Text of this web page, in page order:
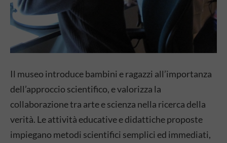
Il museo introduce bambini e ragazzi all’importanza
dell’approccio scientifico, e valorizza la
collaborazione tra arte e scienza nella ricerca della
verità. Le attività educative e didattiche proposte
impiegano metodi scientifici semplici ed immediati,